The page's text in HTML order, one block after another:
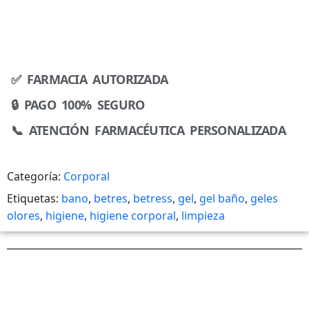
✅ FARMACIA AUTORIZADA
🔒 PAGO 100% SEGURO
📞 ATENCIÓN FARMACÉUTICA PERSONALIZADA
Categoría: Corporal
Etiquetas: bano, betres, betress, gel, gel baño, geles
olores, higiene, higiene corporal, limpieza